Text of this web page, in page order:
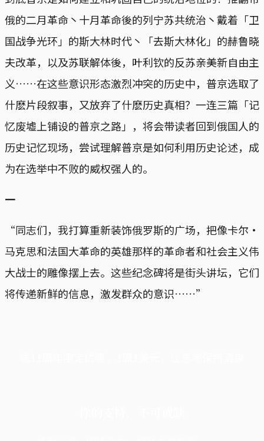
俄的二月革命丶十月革命後的列宁苏共统治丶戴着「卫
国战争光环」的斯大林时代丶「去斯大林化」的赫鲁晓
夫改革，以及苏联解体後，叶利钦的反苏亲美新自由主
义……在这些意识形态激烈冲突的历史中，普京选取了
什麽片段叙事，又放弃了什麽历史真相？一连三篇「记
忆废墟上铺设的普京之路」，将会带读者回到俄国人的
历史记忆现场，尝试理解普京是如何利用历史论述，成
为在选举中不败的威权强人的。
一
“同志们，我打算重新装饰俄罗斯的广场，把像卡尔·
马克思和法国大革命的英雄那样的革命者和社会主义伟
大战士的雕像摆上去。这些纪念碑将是街头讲坛，它们
将传递新鲜的信息，激发群众的意识……”